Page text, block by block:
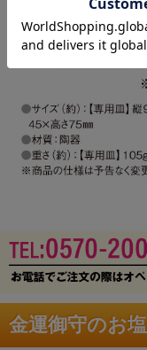
金運御守のお塩